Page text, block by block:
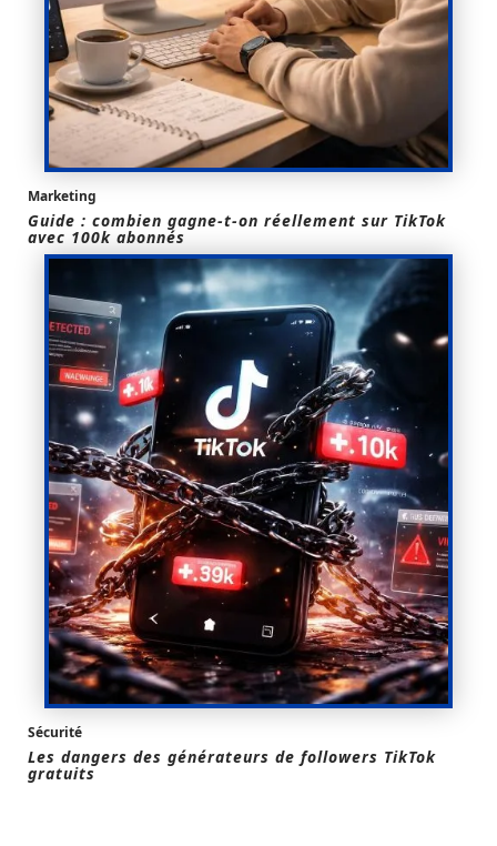
Marketing
Guide : combien gagne-t-on réellement sur TikTok
avec 100k abonnés
Sécurité
Les dangers des générateurs de followers TikTok
gratuits